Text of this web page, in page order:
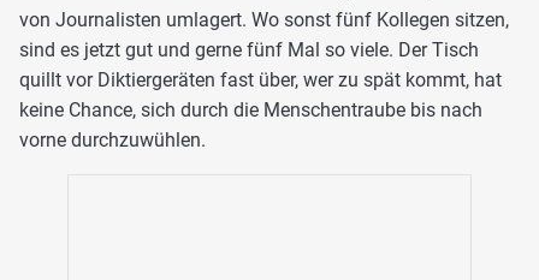
von Journalisten umlagert. Wo sonst fünf Kollegen sitzen,
sind es jetzt gut und gerne fünf Mal so viele. Der Tisch
quillt vor Diktiergeräten fast über, wer zu spät kommt, hat
keine Chance, sich durch die Menschentraube bis nach
vorne durchzuwühlen.